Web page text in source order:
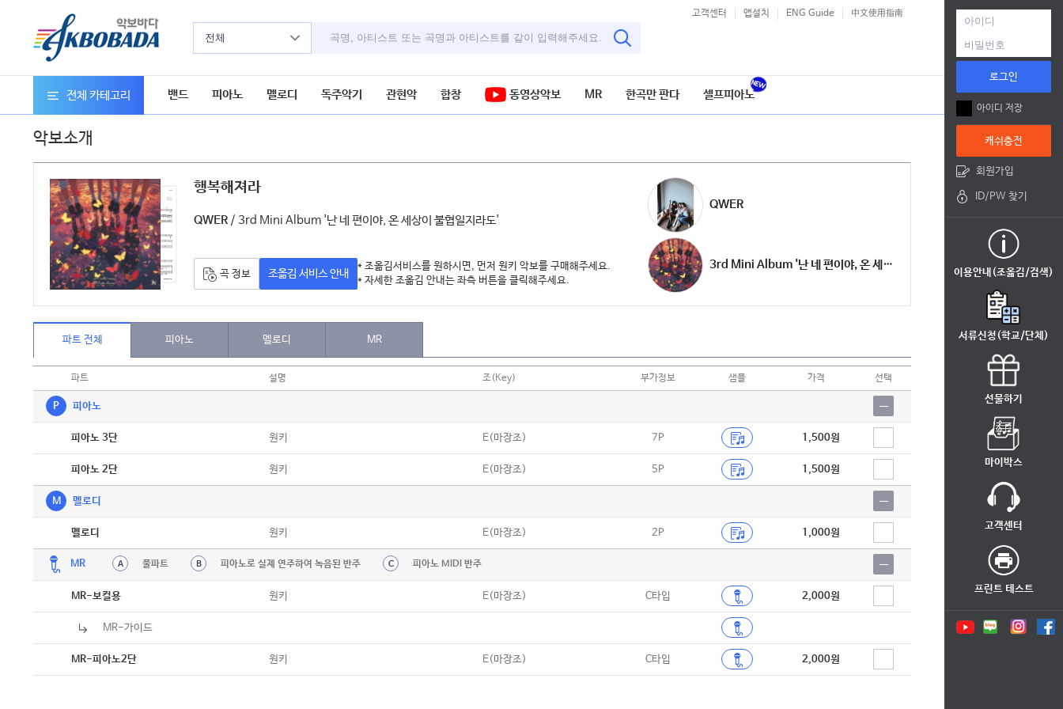
전체
고객센터 앱설치 ENG Guide 中文使用指南
전체 카테고리 밴드 피아노 멜로디 독주악기 관현악 합창 동영상악보 MR 한곡만 판다 셀프피아노
악보소개
행복해져라
QWER / 3rd Mini Album '난 네 편이야, 온 세상이 불협일지라도'
곡 정보 조옮김 서비스 안내
* 조옮김서비스를 원하시면, 먼저 원키 악보를 구매해주세요.
* 자세한 조옮김 안내는 좌측 버튼을 클릭해주세요.
QWER
3rd Mini Album '난 네 편이야, 온 세상이 불협일지라도'
파트 전체 피아노 멜로디 MR
파트 설명 조(Key) 부가정보 샘플 가격 선택
P 피아노
피아노 3단 원키 E(마장조) 7P 1,500원
피아노 2단 원키 E(마장조) 5P 1,500원
M 멜로디
멜로디 원키 E(마장조) 2P 1,000원
MR A 풀파트 B 피아노로 실제 연주하여 녹음된 반주 C 피아노 MIDI 반주
MR-보컬용 원키 E(마장조) C타입 2,000원
MR-가이드
MR-피아노2단 원키 E(마장조) C타입 2,000원
로그인
아이디 저장
캐쉬충전
회원가입
ID/PW 찾기
이용안내(조옮김/검색)
서류신청(학교/단체)
선물하기
마이박스
고객센터
프린트 테스트